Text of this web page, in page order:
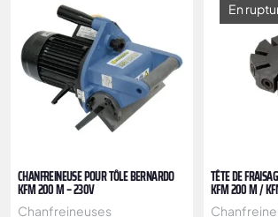
CHANFREINEUSE POUR TÔLE BERNARDO
KFM 200 M – 230V
Chanfreineuses
En
TÊTE DE
KFM 200 M /